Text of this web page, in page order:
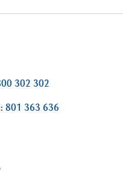
302 302
801 363 636